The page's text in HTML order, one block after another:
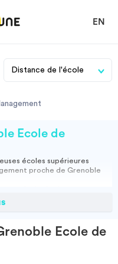
EN
Ecole de
écoles supérieures
proche de Grenoble
ses près de 7000 étudiants,
programmes de formation de
aux Etats-Unis ou encore
Europole, l’immense
Ecole de